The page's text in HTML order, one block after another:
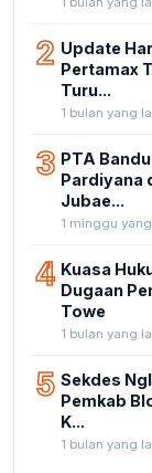
2 Update
Pertamax
Turu...
1 bulan yang
3 PTA
Pardiyana
Jubae...
1 minggu
4 Kuasa
Dugaan
Towe
1 bulan yang
5 Sekdes
Pemkab
K...
1 bulan yang